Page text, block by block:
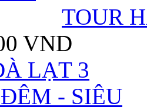
TOUR
VND